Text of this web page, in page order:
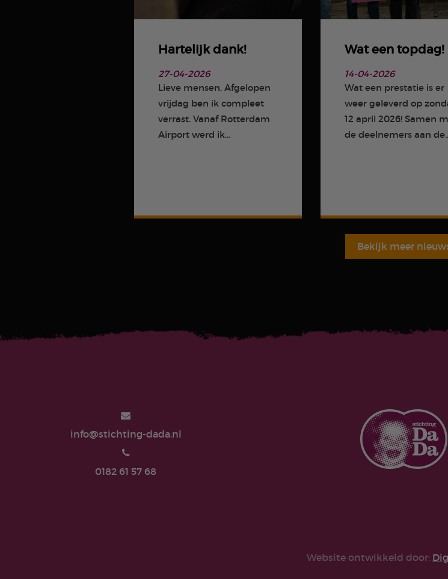
Hartelijk dank!
27-04-2026
Lieve mensen, Afgelopen
vrijdag ben ik compleet
verrast. Vanaf Rotterdam
Airport werd ik...
Wat een topdag!
14-04-2026
Wat een prestatie is er
weer geleverd op
12 april 2026! Samen
de deelnemers aan
Bekijk meer
info@stichting-dada.nl
0182 61 57 68
Website ontwikkeld door: